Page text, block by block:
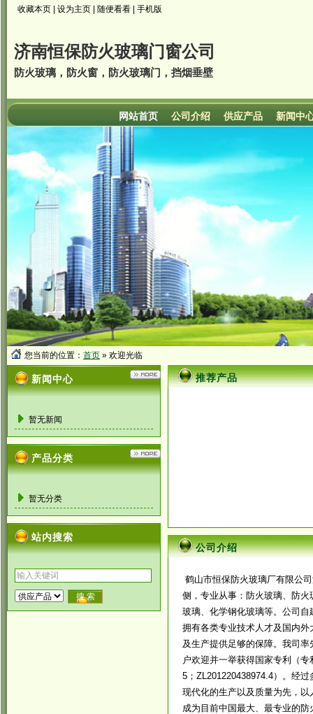
收藏本页 设为主页 随便看看 手机版
济南恒保防火玻璃门窗公司
防火玻璃，防火窗，防火玻璃门，挡烟垂壁
网站首页 公司介绍 供应产品 新闻中
您当前的位置： 首页 » 欢迎光临
新闻中心
暂无新闻
产品分类
暂无分类
站内搜索
推荐产品
公司介绍
鹤山市恒保防火玻璃厂有限公
侧，专业从事：防火玻璃、防
玻璃、化学钢化玻璃等。公司
拥有各类专业技术人才及国内
及生产提供足够的保障。我司
户欢迎并一举获得国家专利（
5；ZL201220438974.4）。经
现代化的生产以及质量为先，
成为目前中国最大、最专业的